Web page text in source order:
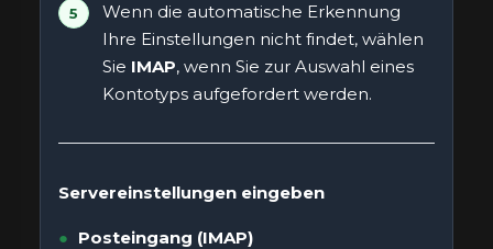
Wenn die automatische Erkennung
Ihre Einstellungen nicht findet, wählen
Sie IMAP, wenn Sie zur Auswahl eines
Kontotyps aufgefordert werden.
Servereinstellungen eingeben
Posteingang (IMAP)